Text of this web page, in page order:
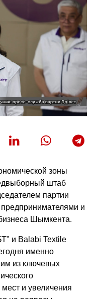
зоны
штаб
партии
предпринимателями и
Шымкента.
и Balabi Textile
именно
из ключевых
и увеличения